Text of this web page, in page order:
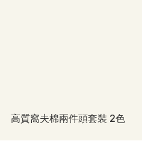
高質窩夫棉兩件頭套裝 2色